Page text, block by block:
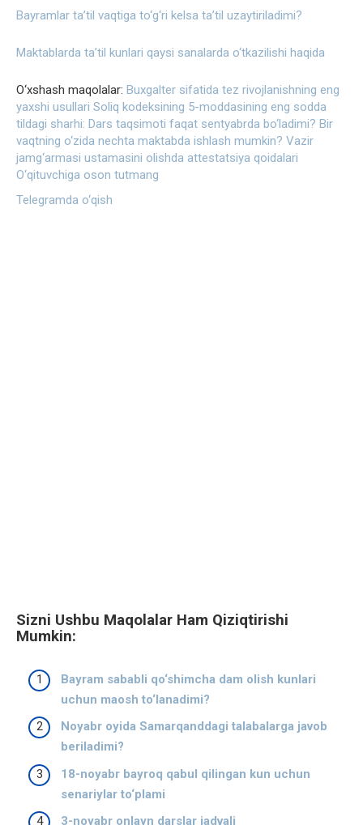
Bayramlar ta’til vaqtiga to‘g‘ri kelsa ta’til uzaytiriladimi?
Maktablarda ta’til kunlari qaysi sanalarda o‘tkazilishi haqida
O‘xshash maqolalar: Buxgalter sifatida tez rivojlanishning eng
yaxshi usullari Soliq kodeksining 5-moddasining eng sodda
tildagi sharhi: Dars taqsimoti faqat sentyabrda bo‘ladimi? Bir
vaqtning o‘zida nechta maktabda ishlash mumkin? Vazir
jamg‘armasi ustamasini olishda attestatsiya qoidalari
O‘qituvchiga oson tutmang
Telegramda o‘qish
Sizni Ushbu Maqolalar Ham Qiziqtirishi
Mumkin:
Bayram sababli qo‘shimcha dam olish kunlari
uchun maosh to‘lanadimi?
Noyabr oyida Samarqanddagi talabalarga javob
beriladimi?
18-noyabr bayroq qabul qilingan kun uchun
senariylar to‘plami
3-noyabr onlayn darslar jadvali